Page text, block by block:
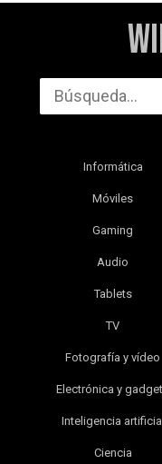
Informática
Móviles
Gaming
Audio
Tablets
TV
Fotografía y vídeo
Electrónica y
Inteligencia
Ciencia